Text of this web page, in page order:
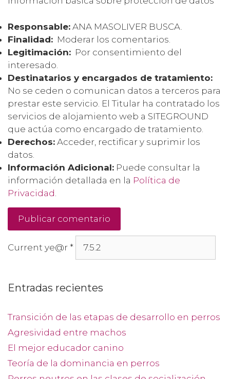
Responsable: ANA MASOLIVER BUSCA.
Finalidad: Moderar los comentarios.
Legitimación: Por consentimiento del
interesado.
Destinatarios y encargados de tratamiento:
No se ceden o comunican datos a terceros para
prestar este servicio. El Titular ha contratado los
servicios de alojamiento web a SITEGROUND
que actúa como encargado de tratamiento.
Derechos: Acceder, rectificar y suprimir los
datos.
Información Adicional: Puede consultar la
información detallada en la Política de
Privacidad
Current ye@r *
Entradas recientes
Transición de las etapas de desarrollo en perros
Agresividad entre machos
El mejor educador canino
Teoría de la dominancia en perros